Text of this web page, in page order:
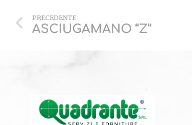
PRECEDENTE
ASCIUGAMANO “Z”